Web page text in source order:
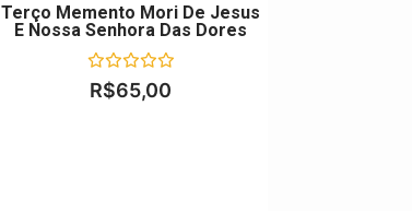
Terço Memento Mori De Jesus
E Nossa Senhora Das Dores
Avaliação
0R$65,00